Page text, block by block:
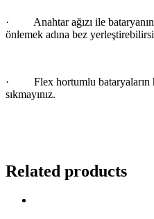
·
Anahtar ağızı ile
önlemek adına bez
·
Flex hortumlu bataryaların
sıkmayınız.
Related products